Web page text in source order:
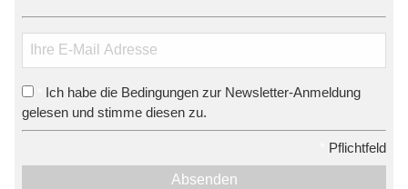
Ich habe die Bedingungen zur Newsletter-Anmeldung
gelesen und stimme diesen zu.
Pflichtfeld
Absenden